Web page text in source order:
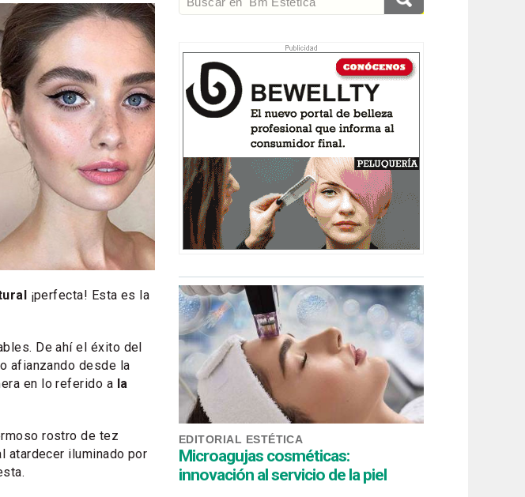
EDITORIAL ESTÉTICA
Microagujas cosméticas:
innovación al servicio de la piel
¡perfecta! Esta es la
De ahí el éxito del
afianzando desde la
en lo referido a la
rostro de tez
atardecer iluminado por